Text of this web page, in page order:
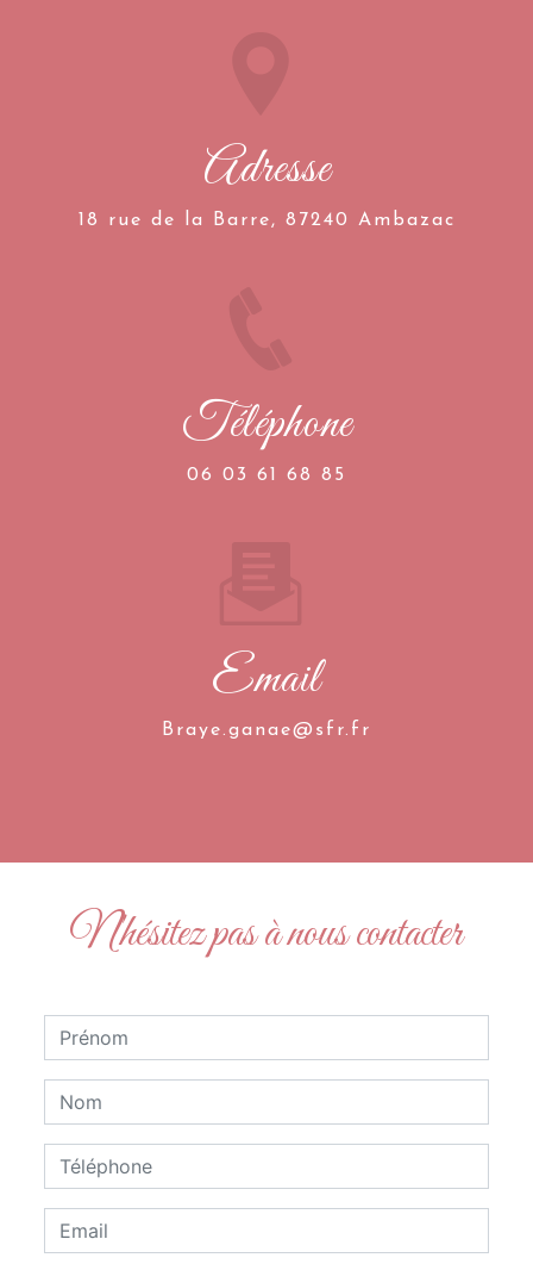
Adresse
18 rue de la Barre, 87240 Ambazac
Téléphone
06 03 61 68 85
Email
braye.ganae@sfr.fr
N'hésitez pas à nous contacter